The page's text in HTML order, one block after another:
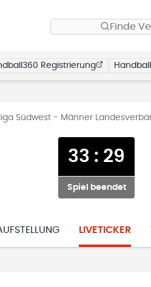
Finde
Registrierung
Südwest - Männer
33 : 29
Spiel beendet
LIVETICKER